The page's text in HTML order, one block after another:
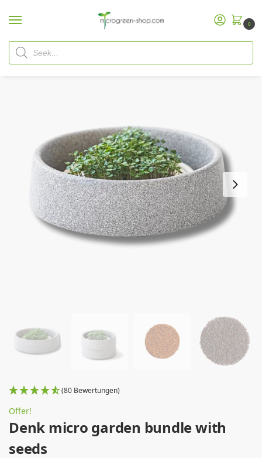
0
Home Microgreen Shop
(80 Bewertungen)
Offer!
Denk micro garden bundle with
seeds